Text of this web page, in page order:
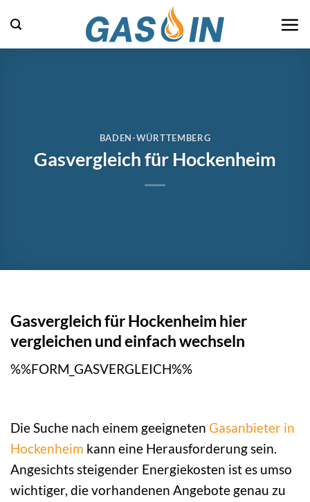
Inhalt
springen
BADEN-WÜRTTEMBERG
Gasvergleich für Hockenheim
Gasvergleich für Hockenheim hier
vergleichen und einfach wechseln
%%FORM_GASVERGLEICH%%
Die Suche nach einem geeigneten Gasanbieter in
Hockenheim kann eine Herausforderung sein.
Angesichts steigender Energiekosten ist es umso
wichtiger, die vorhandenen Angebote genau zu